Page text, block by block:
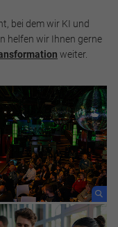
bei dem wir KI und
helfen wir Ihnen gerne
weiter.